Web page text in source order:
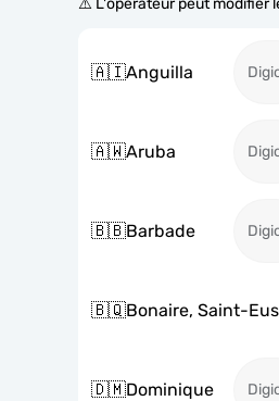
⚠️ L'opérateur peut modifier
🇦🇮Anguilla
🇦🇼Aruba
🇧🇧Barbade
🇧🇶Bonaire, Saint-
🇩🇲Dominique